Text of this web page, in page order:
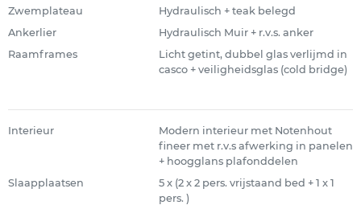
Zwemplateau
Hydraulisch + teak belegd
Ankerlier
Hydraulisch Muir + r.v.s. anker
Raamframes
Licht getint, dubbel glas verlijmd in
casco + veiligheidsglas (cold bridge)
Interieur
Modern interieur met Notenhout
fineer met r.v.s afwerking in panelen
+ hoogglans plafonddelen
Slaapplaatsen
5 x (2 x 2 pers. vrijstaand bed + 1 x 1
pers. )